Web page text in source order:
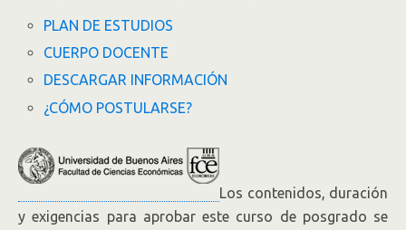
PLAN DE ESTUDIOS
CUERPO DOCENTE
DESCARGAR INFORMACIÓN
¿CÓMO POSTULARSE?
Los contenidos, duración
y exigencias para aprobar este curso de posgrado se